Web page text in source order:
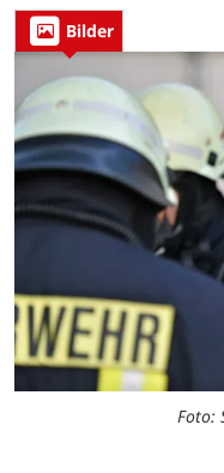
Bilder
Foto: